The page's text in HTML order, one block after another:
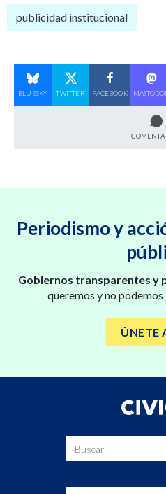
publicidad institucional
BLUESKY TWITTER FACEBOOK
Periodismo y
Gobiernos transparentes y
queremos y no
ÚNETE